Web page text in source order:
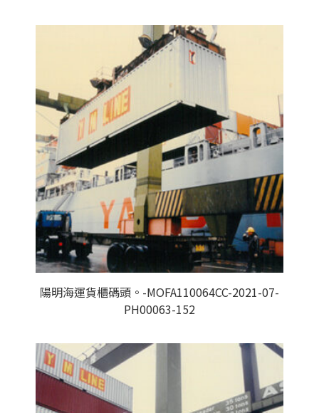
陽明海運貨櫃碼頭。-MOFA110064CC-2021-07-
PH00063-152